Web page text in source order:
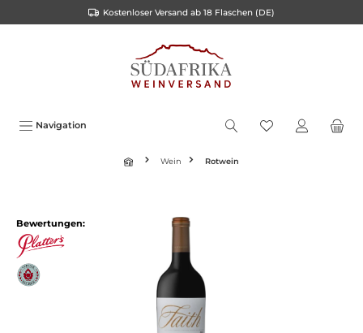
Kostenloser Versand ab 18 Flaschen (DE)
Navigation
Wein Rotwein
Bewertungen: